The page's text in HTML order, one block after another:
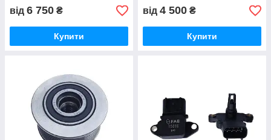
від 6 750 ₴
Купити
від 4 500 ₴
Купити